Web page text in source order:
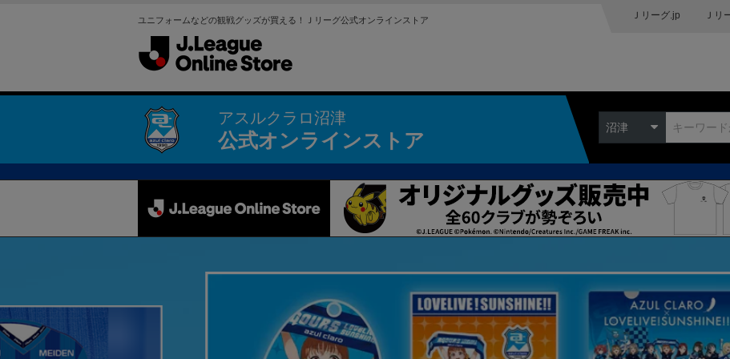
ユニフォームなどの観戦グッズが買える！Ｊリーグ公式オンラインストア Ｊリーグ.jp Ｊリ
アスルクラロ沼津
公式オンラインストア
沼津